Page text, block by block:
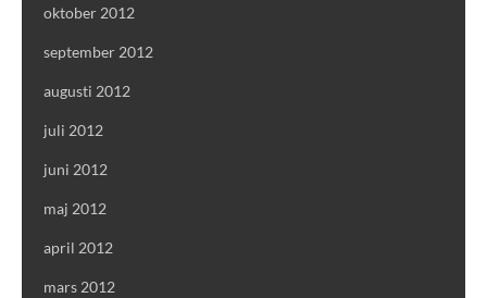
oktober 2012
september 2012
augusti 2012
juli 2012
juni 2012
maj 2012
april 2012
mars 2012